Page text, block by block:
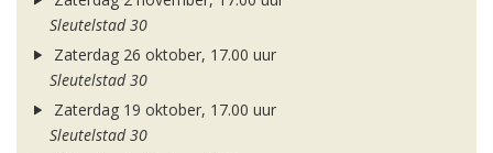
Sleutelstad 30
Zaterdag 26 oktober, 17.00 uur
Sleutelstad 30
Zaterdag 19 oktober, 17.00 uur
Sleutelstad 30